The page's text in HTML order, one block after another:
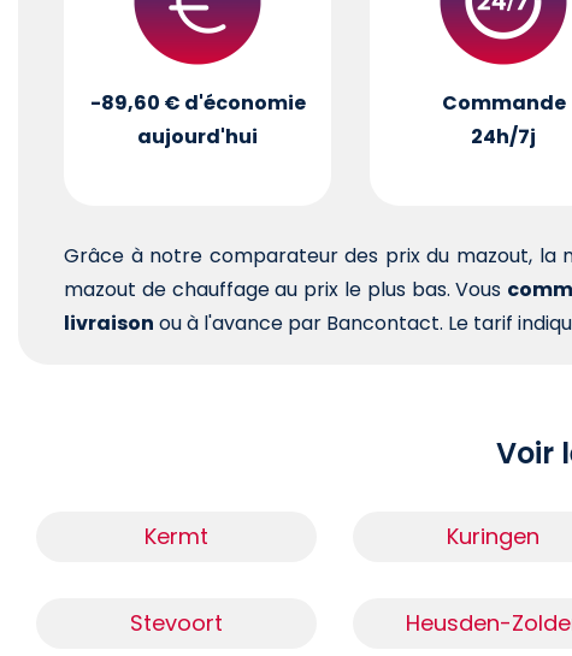
-89,60 € d'économie
aujourd'hui
Commande
24h/7j
Grâce à notre comparateur des prix du mazout, la
mazout de chauffage au prix le plus bas. Vous
livraison ou à l'avance par Bancontact. Le tarif
Voir
Kermt Kuringen
Stevoort Heusden-